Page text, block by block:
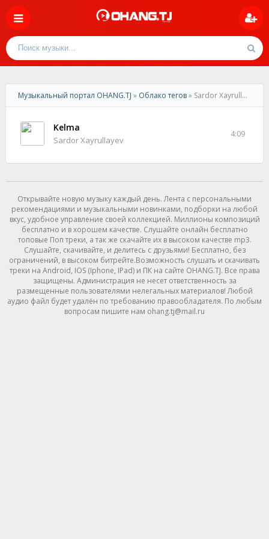
Музыкальный портал OHANG.TJ » Облако тегов» Sardor Xayrullayev
Kelma
Sardor Xayrullayev
4:09
Открывайте новую музыку каждый день. Лента с персональными
рекомендациями и музыкальными новинками, подборки на любой
вкус, удобное управление своей коллекцией. Миллионы композиций
бесплатно и в хорошем качестве. Слушайте онлайн бесплатно
топовые Поп треки, а так же скачайте их в высоком качестве mp3.
Слушайте, скачивайте, и делитесь с друзьями! Бесплатно, без
ограничений, в высоком битрейте.Возможность слушать и скачивать
треки на Android, IOS (Iphone, IPad) и ПК на сайте OHANG.TJ. Все права
защищены. Администрация не несет ответственность за
размещенные пользователями нелегальных материалов! Любой
аудио файл будет удалён по требованию правообладателя. По любым
вопросам пишите нам ohang.tj@mail.ru